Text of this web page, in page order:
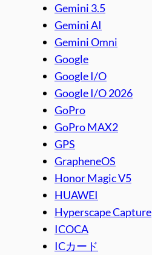
Gemini 3.5
Gemini AI
Gemini Omni
Google
Google I/O
Google I/O 2026
GoPro
GoPro MAX2
GPS
GrapheneOS
Honor Magic V5
HUAWEI
Hyperscape Capture
ICOCA
ICカード